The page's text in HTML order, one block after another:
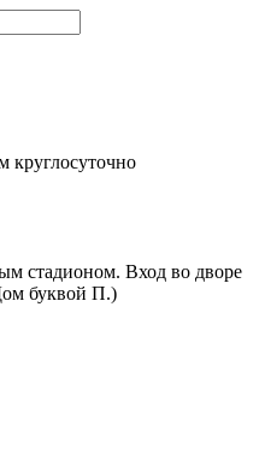
круглосуточно
стадионом. Вход во дворе
буквой П.)